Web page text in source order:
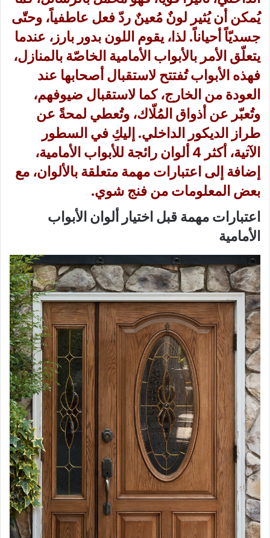
يُمكن أن يُثير لونٌ مُعينٌ ردّ فعل عاطفياً، وحتّى
جسديّاً أحياناً. لذا، يقوم اللون بدور بارز، عندما
يتعلّق الأمر بالأبواب الأمامية الخاصّة بالمنازل،
فهذه الأبواب تُفتتح لاستقبال أصحابها عند
العودة من الخارج، كما لاستقبال ضيوفهم،
وتُعبّر عن أذواق المُلّاك، وتُعطي لمحةً عن
طراز الديكور الداخلي. إليكِ في السطور
الآتية، أكثر 4 ألوان رائجة للأبواب الأمامية،
إضافة إلى اعتبارات مهمة متعلقة بالألوان، مع
بعض المعلومات من فنج شوي.
اعتبارات مهمة قبل اختيار ألوان الأبواب
الأمامية